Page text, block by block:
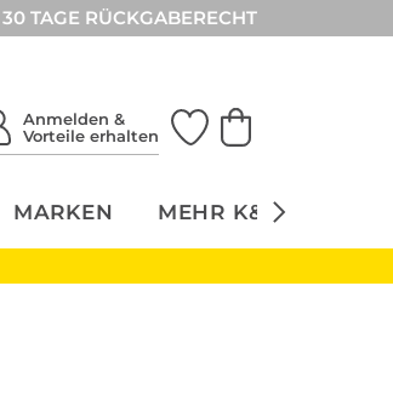
30 TAGE RÜCKGABERECHT
Anmelden &
Vorteile erhalten
MARKEN MEHR K&Ö